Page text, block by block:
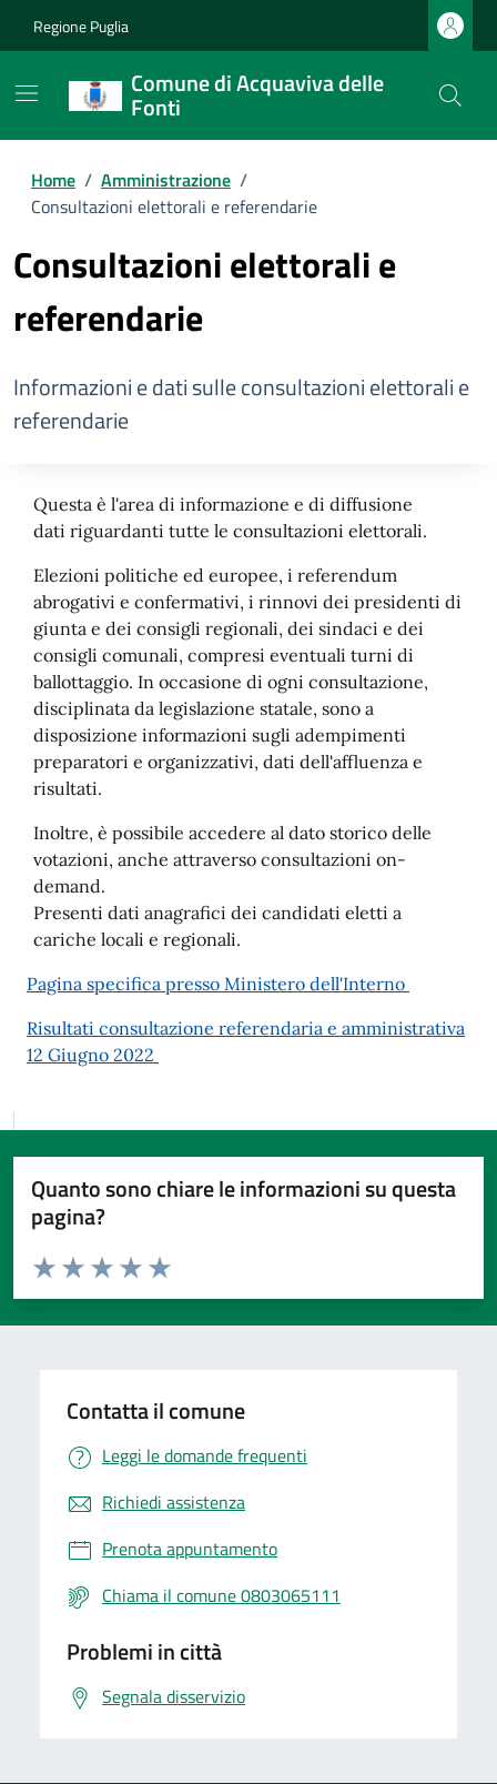
Regione Puglia
Comune di Acquaviva delle
Fonti
Home / Amministrazione /
Consultazioni elettorali e referendarie
Consultazioni elettorali e
referendarie
Informazioni e dati sulle consultazioni elettorali e
referendarie
Questa è l'area di informazione e di diffusione
dati riguardanti tutte le consultazioni elettorali.
Elezioni politiche ed europee, i referendum
abrogativi e confermativi, i rinnovi dei presidenti di
giunta e dei consigli regionali, dei sindaci e dei
consigli comunali, compresi eventuali turni di
ballottaggio. In occasione di ogni consultazione,
disciplinata da legislazione statale, sono a
disposizione informazioni sugli adempimenti
preparatori e organizzativi, dati dell'affluenza e
risultati.
Inoltre, è possibile accedere al dato storico delle
votazioni, anche attraverso consultazioni on-
demand.
Presenti dati anagrafici dei candidati eletti a
cariche locali e regionali.
Pagina specifica presso Ministero dell'Interno
Risultati consultazione referendaria e amministrativa
12 Giugno 2022
Quanto sono chiare le informazioni su questa
pagina?
Valuta da 1 a 5 stelle la pagina
Valuta 5 stelle su 5
Valuta 4 stelle su 5
Valuta 3 stelle su 5
Valuta 2 stelle su 5
Valuta 1 stelle su 5
Contatta il comune
Leggi le domande frequenti
Richiedi assistenza
Prenota appuntamento
Chiama il comune 0803065111
Problemi in città
Segnala disservizio